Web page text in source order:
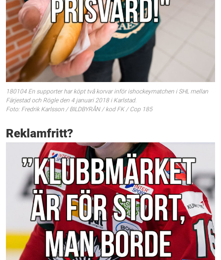
180104 En supporter har köpt två korvar inför ishockeymatchen i SHL mellan
Färjestad och Rögle den 4 januari 2018 i Karlstad.
Foto: Fredrik Karlsson / BILDBYRÅN / kod FK / Cop 185
Reklamfritt?